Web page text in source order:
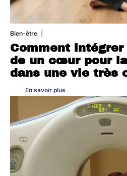
Bien-être
Comment
de un cœur pour
dans une vie très
En savoir plus